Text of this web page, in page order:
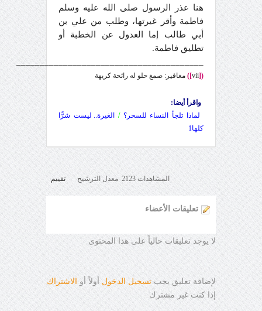
هنا عذر الرسول صلى الله عليه وسلم
فاطمة وأقر غيرتها، وطلب من علي بن
أبي طالب إما العدول عن الخطبة أو
تطليق فاطمة.
________________________________________
([
vii
]) مغافير: صمغ حلو له رائحة كريهة
واقرأ أيضا:
لماذا تلجأ النساء للسحر؟ /
الغيرة.. ليست شرًّا
كلها1
المشاهدات 2123 معدل الترشيح تقييم
تعليقات الأعضاء
لا يوجد تعليقات حالياً على هذا المحتوى
لإضافة تعليق يجب تسجيل الدخول أولاً أو
الاشتراك
إذا كنت غير مشترك